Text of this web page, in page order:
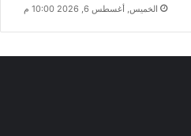
الخميس, أغسطس 6, 2026 10:00 م